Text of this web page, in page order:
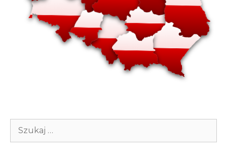
Szukaj: